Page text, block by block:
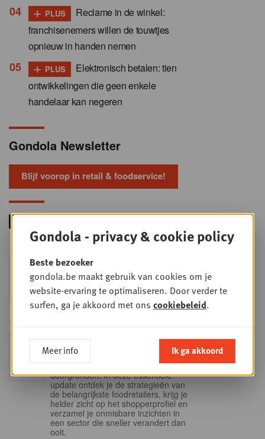
+ PLUS
Reclame in de winkel:
franchisenemers willen de touwtjes
opnieuw in handen nemen
+ PLUS
Elektronisch betalen: tien
ontwikkelingen die geen enkele
handelaar kan negeren
Gondola Newsletter
Blijf voorop in retail & foodservice!
WOE
9
SEP
Foodservice - Joint
business planning
Intro to Negotiation: Succes aan de
onderhandelingstafel is geen toeval!
15
Into Retail - Sold out
Mis deze unieke kans niet om het
Belgische retaillandschap volledig te
doorgronden. In deze essentiële
update ontdek je de strategieën van
de belangrijkste foodretailers, krijg je
helder zicht op het shopperprofiel en
verzamel je onmisbare inzichten in
een sector die sneller verandert dan
ooit.
Gondola - privacy & cookie policy
Beste bezoeker
gondola.be maakt gebruik van cookies om je
website-ervaring te optimaliseren. Door verder te
surfen, ga je akkoord met ons cookiebeleid.
Meer info Ik ga akkoord